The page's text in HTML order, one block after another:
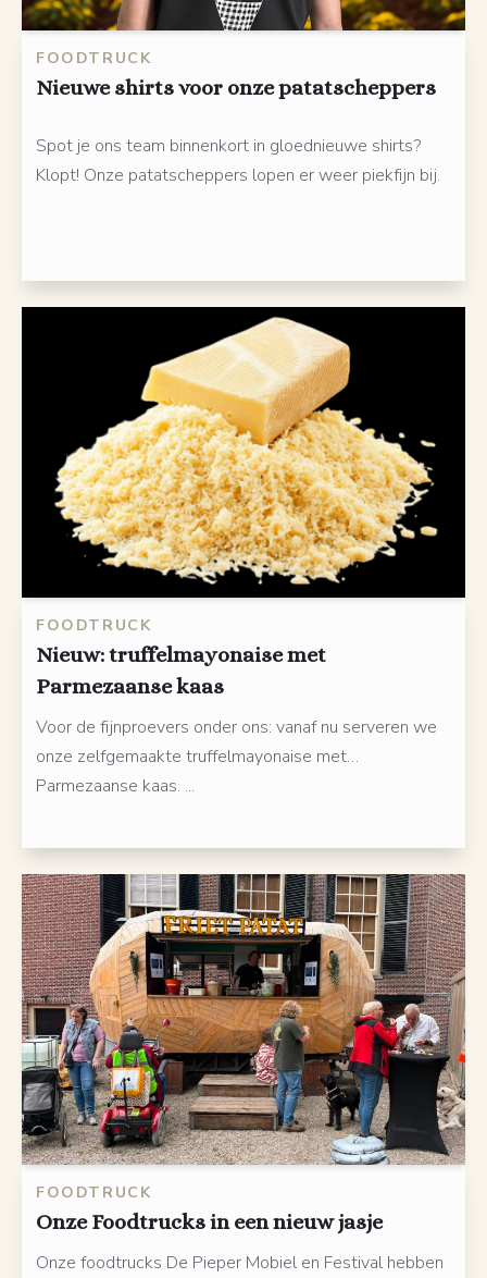
FOODTRUCK
Nieuwe shirts voor onze patatscheppers
Spot je ons team binnenkort in gloednieuwe shirts?
Klopt! Onze patatscheppers lopen er weer piekfijn bij.
FOODTRUCK
Nieuw: truffelmayonaise met
Parmezaanse kaas
Voor de fijnproevers onder ons: vanaf nu serveren we
onze zelfgemaakte truffelmayonaise met…
Parmezaanse kaas. ...
FOODTRUCK
Onze Foodtrucks in een nieuw jasje
Onze foodtrucks De Pieper Mobiel en Festival hebben